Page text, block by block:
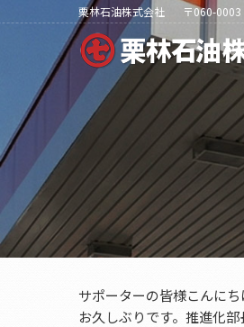
栗林石油株式会社 〒060-
サポーターの皆様こんにち
お久しぶりです。推進化部